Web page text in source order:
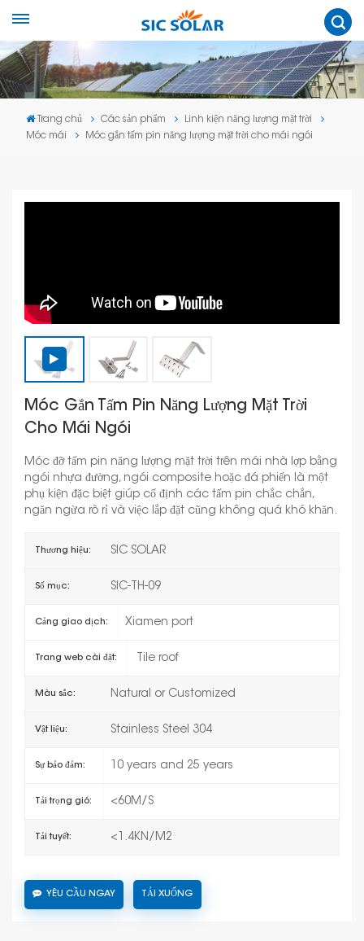
Trang chủ Các sản phẩm
Linh kiện năng lượng mặt trời
Móc mái
Móc gắn tấm pin năng lượng mặt trời cho mái ngói
Móc Gắn Tấm Pin Năng Lượng Mặt Trời
Cho Mái Ngói
Móc đỡ tấm pin năng lượng mặt trời trên mái nhà lợp bằng
ngói nhựa đường, ngói composite hoặc đá phiến là một
phụ kiện đặc biệt giúp cố định các tấm pin chắc chắn,
ngăn ngừa rò rỉ và việc lắp đặt cũng không quá khó khăn.
Thương hiệu: SIC SOLAR
Số mục: SIC-TH-09
Cảng giao dịch: Xiamen port
Trang web cài đặt: Tile roof
Màu sắc: Natural or Customized
Vật liệu: Stainless Steel 304
Sự bảo đảm: 10 years and 25 years
Tải trọng gió: <60M/S
Tải tuyết: <1.4KN/M2
YÊU CẦU NGAY TẢI XUỐNG